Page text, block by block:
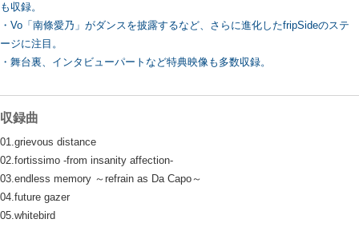
も収録。
・Vo「南條愛乃」がダンスを披露するなど、さらに進化したfripSideのステ
ージに注目。
・舞台裏、インタビューパートなど特典映像も多数収録。
収録曲
01.grievous distance
02.fortissimo -from insanity affection-
03.endless memory ～refrain as Da Capo～
04.future gazer
05.whitebird